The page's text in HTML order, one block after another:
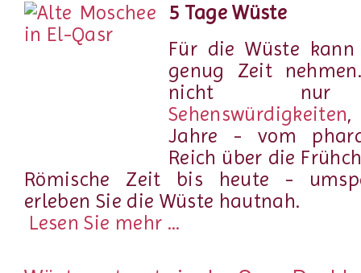
5 Tage Wüste
Für die Wüste
genug Zeit
nicht nur
Sehenswürdigkeiten,
Jahre - vom
Reich über die
Römische Zeit bis heute -
erleben Sie die Wüste hautnah.
Lesen Sie mehr ...